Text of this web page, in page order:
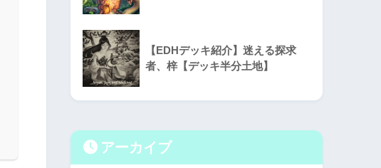
【EDHデッキ紹介】迷える探求
者、梓【デッキ半分土地】
アーカイブ